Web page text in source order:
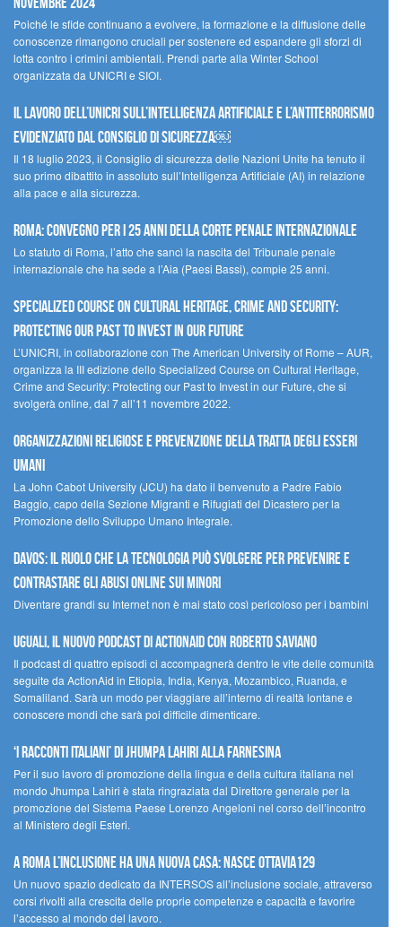
Poiché le sfide continuano a evolvere, la formazione e la diffusione delle
conoscenze rimangono cruciali per sostenere ed espandere gli sforzi di
lotta contro i crimini ambientali. Prendi parte alla Winter School
organizzata da UNICRI e SIOI.
Il lavoro dell’UNICRI sull’intelligenza artificiale e l’antiterrorismo
evidenziato dal Consiglio di Sicurezza￼
Il 18 luglio 2023, il Consiglio di sicurezza delle Nazioni Unite ha tenuto il
suo primo dibattito in assoluto sull’Intelligenza Artificiale (AI) in relazione
alla pace e alla sicurezza.
Roma: convegno per i 25 anni della Corte penale internazionale
Lo statuto di Roma, l’atto che sancì la nascita del Tribunale penale
internazionale che ha sede a l’Aia (Paesi Bassi), compie 25 anni.
Specialized Course on Cultural Heritage, Crime and Security:
Protecting our Past to Invest in our Future
L’UNICRI, in collaborazione con The American University of Rome – AUR,
organizza la III edizione dello Specialized Course on Cultural Heritage,
Crime and Security: Protecting our Past to Invest in our Future, che si
svolgerà online, dal 7 all’11 novembre 2022.
Organizzazioni religiose e prevenzione della tratta degli esseri
umani
La John Cabot University (JCU) ha dato il benvenuto a Padre Fabio
Baggio, capo della Sezione Migranti e Rifugiati del Dicastero per la
Promozione dello Sviluppo Umano Integrale.
Davos: il ruolo che la tecnologia può svolgere per prevenire e
contrastare gli abusi online sui minori
Diventare grandi su Internet non è mai stato così pericoloso per i bambini
UGUALI, il nuovo podcast di ACTIONAID con Roberto Saviano
Il podcast di quattro episodi ci accompagnerà dentro le vite delle comunità
seguite da ActionAid in Etiopia, India, Kenya, Mozambico, Ruanda, e
Somaliland. Sarà un modo per viaggiare all’interno di realtà lontane e
conoscere mondi che sarà poi difficile dimenticare.
‘I racconti italiani’ di Jhumpa Lahiri alla Farnesina
Per il suo lavoro di promozione della lingua e della cultura italiana nel
mondo Jhumpa Lahiri è stata ringraziata dal Direttore generale per la
promozione del Sistema Paese Lorenzo Angeloni nel corso dell’incontro
al Ministero degli Esteri.
A Roma l’inclusione ha una nuova casa: nasce Ottavia129
Un nuovo spazio dedicato da INTERSOS all’inclusione sociale, attraverso
corsi rivolti alla crescita delle proprie competenze e capacità e favorire
l’accesso al mondo del lavoro.